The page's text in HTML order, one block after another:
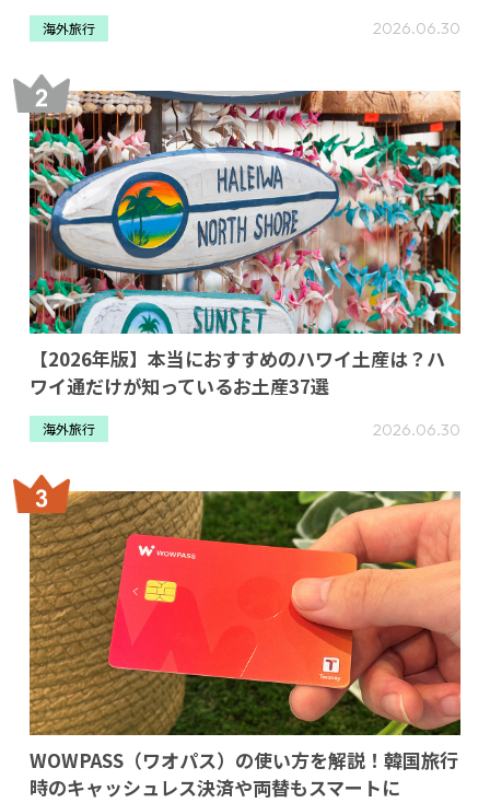
海外旅行 2026.06.30
【2026年版】本当におすすめのハワイ土産は？ハ
ワイ通だけが知っているお土産37選
海外旅行 2026.06.30
WOWPASS（ワオパス）の使い方を解説！韓国旅行
時のキャッシュレス決済や両替もスマートに